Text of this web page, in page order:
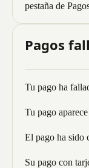
pestaña de
Pagos
Tu pago ha
Tu pago
El pago ha sido
Su pago con